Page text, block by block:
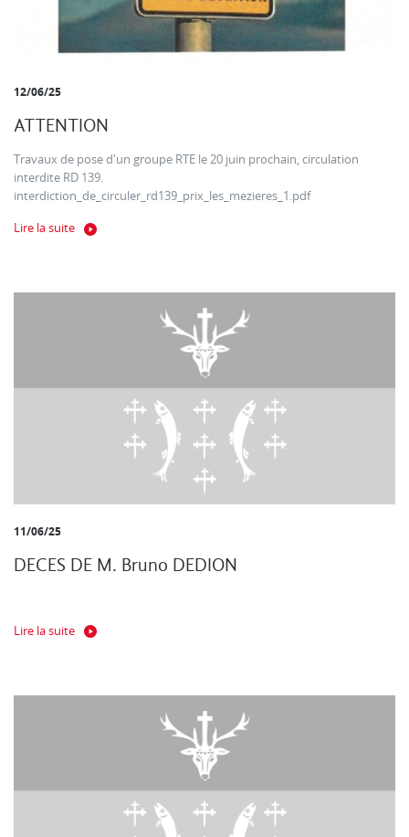
12/06/25
ATTENTION
Travaux de pose d'un groupe RTE le 20 juin prochain, circulation
interdite RD 139.
interdiction_de_circuler_rd139_prix_les_mezieres_1.pdf
Lire la suite
11/06/25
DECES DE M. Bruno DEDION
Lire la suite